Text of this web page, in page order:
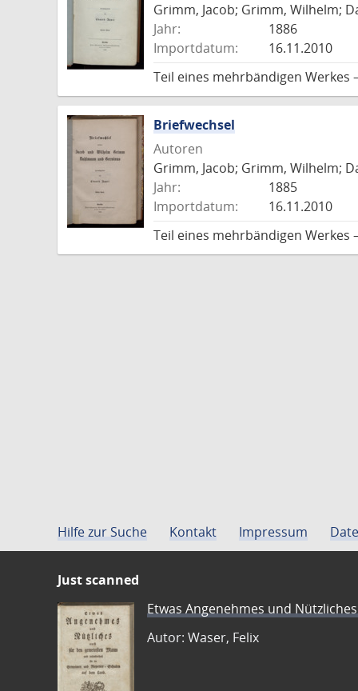
Grimm, Jacob; Grimm, Wilhelm;
Jahr:
1886
Importdatum:
16.11.2010
Teil eines mehrbändigen Werkes
Briefwechsel
Autoren
Grimm, Jacob; Grimm, Wilhelm;
Jahr:
1885
Importdatum:
16.11.2010
Teil eines mehrbändigen Werkes
Hilfe zur Suche Kontakt Impressum
Just scanned
Etwas Angenehmes und
Autor: Waser, Felix